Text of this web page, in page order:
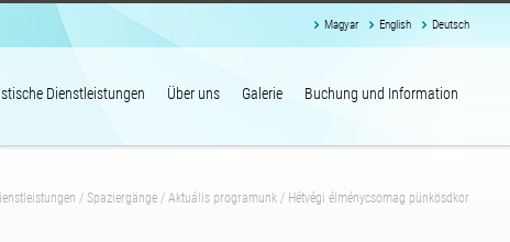
Magyar English Deutsch
Dienstleistungen Über uns Galerie Buchung und Information
/ Spaziergänge / Aktuális programunk / Hétvégi élménycsomag pünkösdkor